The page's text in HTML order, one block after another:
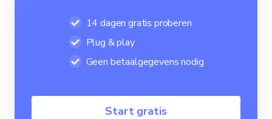
14 dagen gratis proberen
Plug & play
Geen betaalgegevens nodig
Start gratis